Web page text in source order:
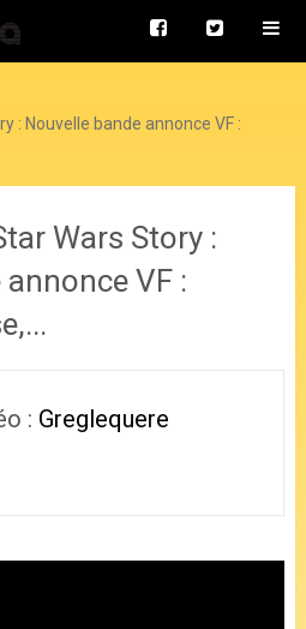
: Nouvelle bande annonce VF :
Wars Story :
VF :
: Greglequere